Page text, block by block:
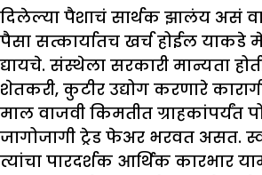
दिलेल्या पैशाचं सार्थक झालंय असं
पैसा सत्कार्यातच खर्च होईल याकडे
द्यायचे. संस्थेला सरकारी मान्यता
शेतकरी, कुटीर उद्योग करणारे
माल वाजवी किमतीत ग्राहकांपर्यंत
जागोजागी ट्रेड फेअर भरवत असत.
त्यांचा पारदर्शक आर्थिक कारभार